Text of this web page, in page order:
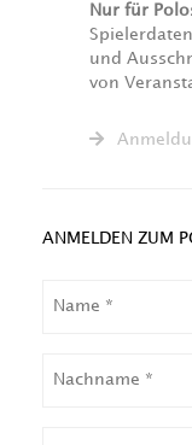
Nur für
und
von
ANMELDEN ZUM